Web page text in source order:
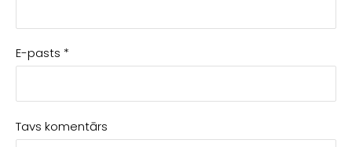
E-pasts *
Tavs komentārs